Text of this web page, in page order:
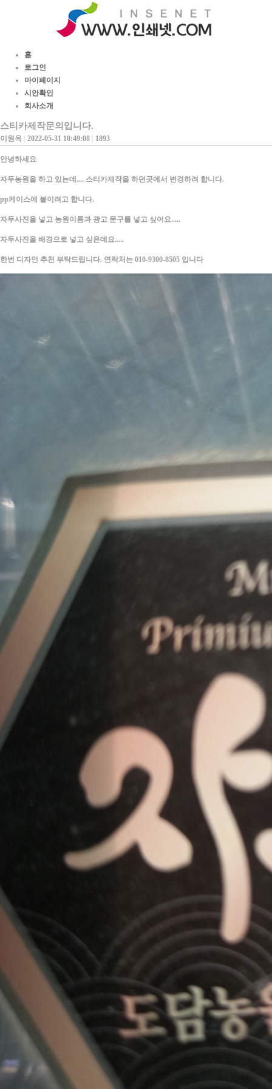
홈
로그인
마이페이지
시안확인
회사소개
스티카제작문의입니다.
이원옥 2022-05-31 10:49:08 1893
안녕하세요
자두농원을 하고 있는데.... 스티카제작을 하던곳에서 변경하려 합니다.
pp케이스에 붙이려고 합니다.
자두사진을 넣고 농원이름과 광고 문구를 넣고 싶어요.....
자두사진을 배경으로 넣고 싶은데요.....
한번 디자인 추천 부탁드립니다. 연락처는 010-9300-8505 입니다